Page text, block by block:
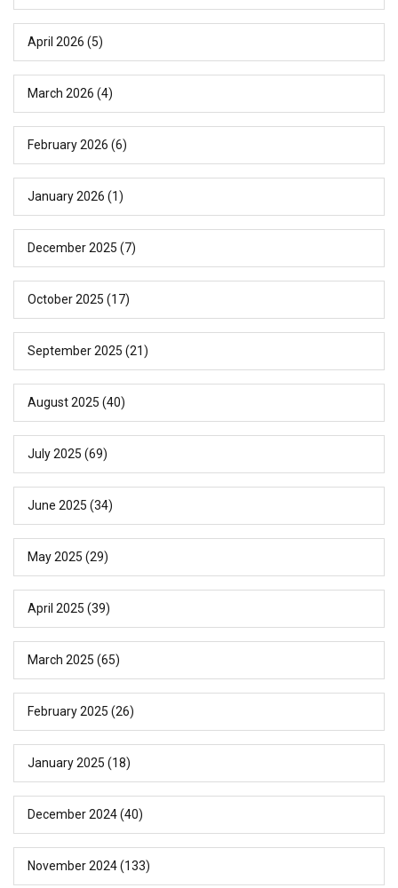
April 2026 (5)
March 2026 (4)
February 2026 (6)
January 2026 (1)
December 2025 (7)
October 2025 (17)
September 2025 (21)
August 2025 (40)
July 2025 (69)
June 2025 (34)
May 2025 (29)
April 2025 (39)
March 2025 (65)
February 2025 (26)
January 2025 (18)
December 2024(40)
November 2024(133)